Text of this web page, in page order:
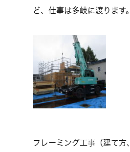
ど、仕事は多岐に渡ります。
フレーミング工事（建て方